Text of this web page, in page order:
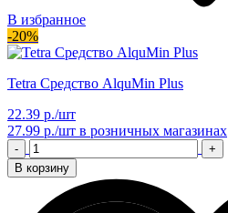
В избранное
-20%
Tetra Средство AlquMin Plus
22.39 р./шт
27.99 р./шт в розничных магазинах
-
+
В корзину